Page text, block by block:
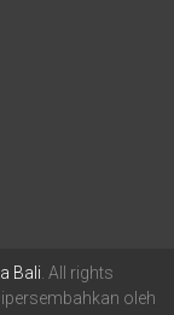
Bali . All rights
oleh